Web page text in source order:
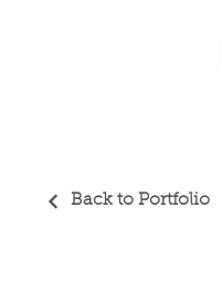
Back to Portfolio